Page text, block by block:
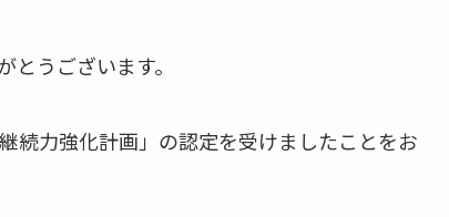
うございます。
続力強化計画」の認定を受けましたことをお